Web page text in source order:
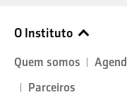
O Instituto
Quem somos
Parceiros